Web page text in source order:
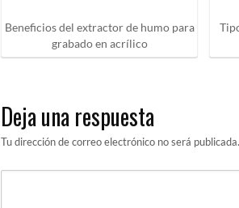
Beneficios del extractor de humo para
grabado en acrílico
Deja una respuesta
Tu dirección de correo electrónico no será publicada.